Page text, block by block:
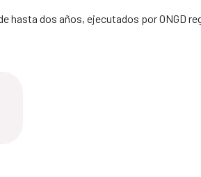
hasta dos años, ejecutados por ONGD